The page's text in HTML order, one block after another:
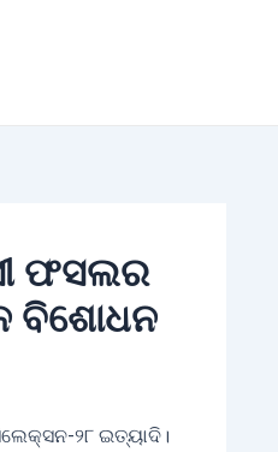
ଫସଲର
ବିଶୋଧନ
୨୮ ଇତ୍ୟାଦି।